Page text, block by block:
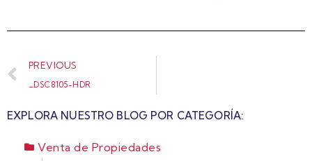
PREVIOUS
_DSC8105-HDR
EXPLORA NUESTRO BLOG POR CATEGORÍA:
Venta de Propiedades